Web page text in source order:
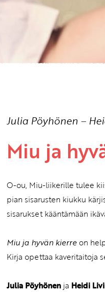
Julia Pöyhönen –
Miu ja
O-ou, Miu-liikerille tulee
pian sisarusten kiukku
sisarukset kääntämään
Miu ja hyvän kierre on
Kirja opettaa kaveritaitoja
Julia Pöyhönen ja Heidi